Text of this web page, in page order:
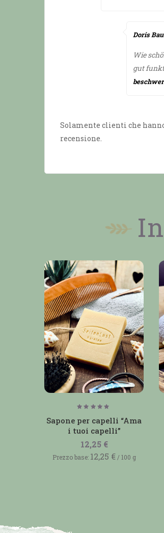
Doris
Wie
gut
Solamente clienti che
recensione.
su 5
Sapone per capelli “Ama
i tuoi capelli”
12,25 €
Prezzo base: 12,25 €/100 g